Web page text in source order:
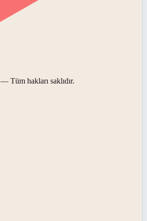
— Tüm hakları saklıdır.